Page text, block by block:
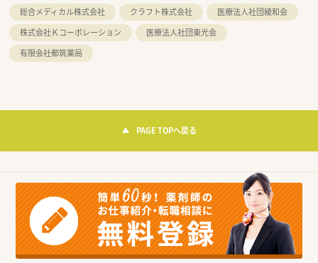
総合メディカル株式会社
クラフト株式会社
医療法人社団綾和会
株式会社Ｋコーポレーション
医療法人社団東光会
有限会社都筑薬局
PAGE TOPへ戻る